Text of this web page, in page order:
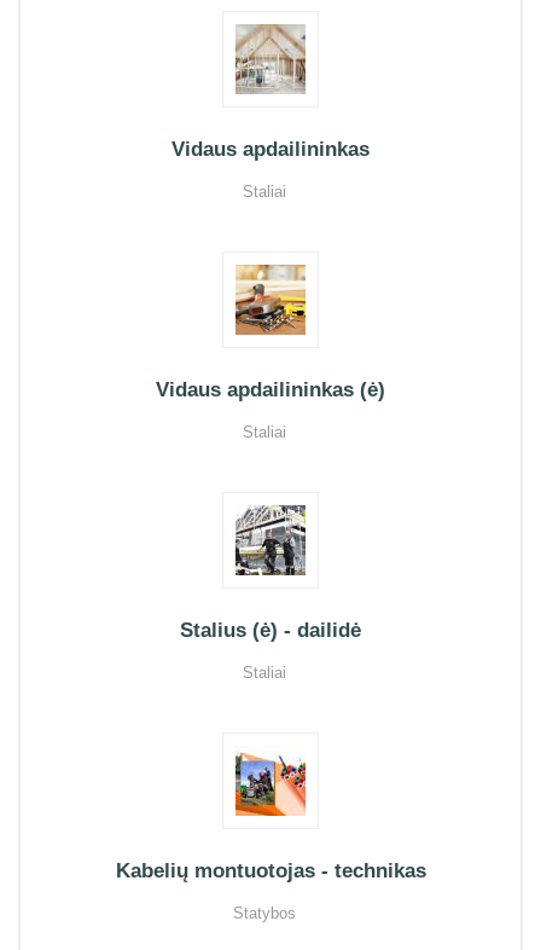
Vidaus apdailininkas
Staliai
Vidaus apdailininkas (ė)
Staliai
Stalius (ė) - dailidė
Staliai
Kabelių montuotojas - technikas
Statybos